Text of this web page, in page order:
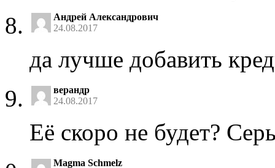
Андрей Александрович
24.08.2017
да лучше добавить
верандр
24.08.2017
Её скоро не будет?
Magma Schmelz